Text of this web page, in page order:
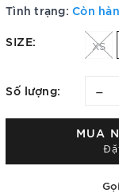
Tình trạng: Còn
SIZE: XS
Số lượng: –
MUA